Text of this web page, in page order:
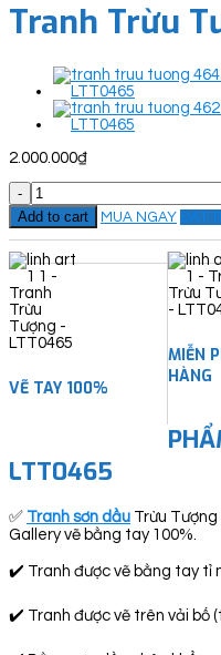
Tranh Trừu
2.000.000₫
Tranh
Trừu
Tượng
-
LTT0465
quantity
Add to cart MUA NGAY ĐẶT
VẼ TAY 100%
MIỄN
HÀNG
LTT0465
✅ Tranh sơn dầu Trừu
Gallery vẽ bằng tay 100%.
✔️ Tranh được vẽ bằng tay tỉ
✔️ Tranh được vẽ trên vải bố